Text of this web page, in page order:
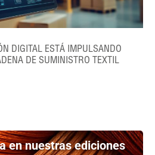
DIGITAL ESTÁ IMPULSANDO
DE SUMINISTRO TEXTIL
en nuestras ediciones